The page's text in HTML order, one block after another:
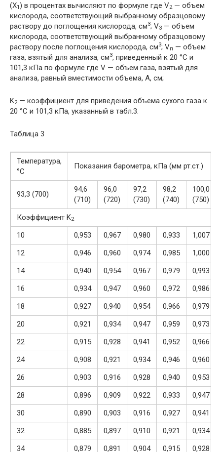
(X1 ) в процентах вычисляют по формуле где V2 — объем
кислорода, соответствующий выбранному образцовому
раствору до поглощения кислорода, см3; V3 — объем
кислорода, соответствующий выбранному образцовому
раствору после поглощения кислорода, см3; Vп — объем
газа, взятый для анализа, см3, приведенный к 20 °С и
101,3 кПа по формуле где V — объем газа, взятый для
анализа, равный вместимости объема, А, см;
K2 — коэффициент для приведения объема сухого газа к
20 °С и 101,3 кПа, указанный в табл.3.
Таблица 3
Температура,
°С
Показания барометра, кПа (мм рт.ст.)
93,3 (700)
94,6
(710)
96,0
(720)
97,2
(730)
98,2
(740)
100,0
(750)
Коэффициент K2
10 0,953 0,967 0,980 0,933
1,007
12
0,946 0,960 0,974 0,985
1,000
14
0,940 0,954 0,967 0,979
0,993
16
0,934 0,947 0,960 0,972
0,986
18
0,927 0,940 0,954 0,966
0,979
20
0,921 0,934 0,947 0,959
0,973
22
0,915 0,928 0,941 0,952
0,966
24
0,908 0,921 0,934 0,946
0,960
26
0,903 0,916 0,928 0,940
0,953
28
0,896 0,909 0,922 0,933
0,947
30
0,890 0,903 0,916 0,927
0,941
32
0,885 0,897 0,910 0,921
0,934
34
0,879 0,891 0,904 0,915
0,928